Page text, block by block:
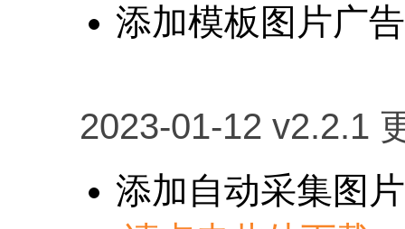
添加模板图片广
2023-01-12 v2.2.1
添加自动采集图